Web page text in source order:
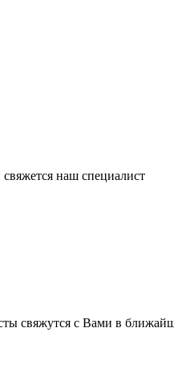
наш специалист
свяжутся с Вами в